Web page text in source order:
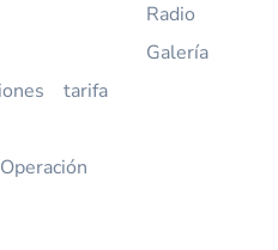
tarifa
Radio
Galería